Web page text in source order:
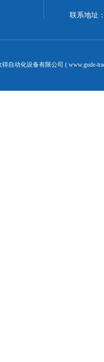
联系地址
自动化设备有限公司 ( www.gude-